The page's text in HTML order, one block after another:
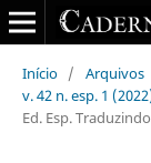
Início / Arquivos
v. 42 n. esp. 1
Ed. Esp.